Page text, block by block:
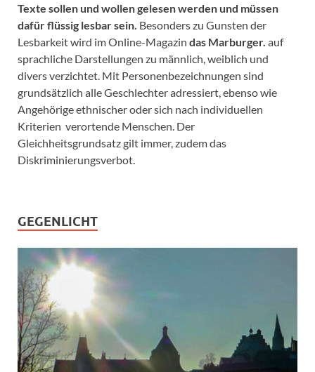
Texte sollen und wollen gelesen werden und müssen
dafür flüssig lesbar sein. Besonders zu Gunsten der
Lesbarkeit wird im Online-Magazin das Marburger. auf
sprachliche Darstellungen zu männlich, weiblich und
divers verzichtet. Mit Personenbezeichnungen sind
grundsätzlich alle Geschlechter adressiert, ebenso wie
Angehörige ethnischer oder sich nach individuellen
Kriterien verortende Menschen. Der
Gleichheitsgrundsatz gilt immer, zudem das
Diskriminierungsverbot.
GEGENLICHT